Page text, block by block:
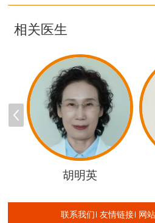
相关医生
胡明英
联系我们 友情链接 网